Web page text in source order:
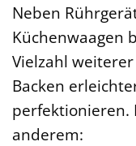
Neben
Küchenwaagen
Vielzahl
Backen
perfektionieren.
anderem: